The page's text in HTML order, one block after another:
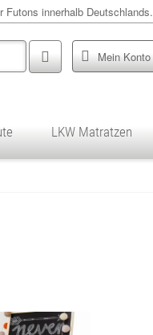
Futons innerhalb Deutschlands.
Mein Konto
LKW Matratzen